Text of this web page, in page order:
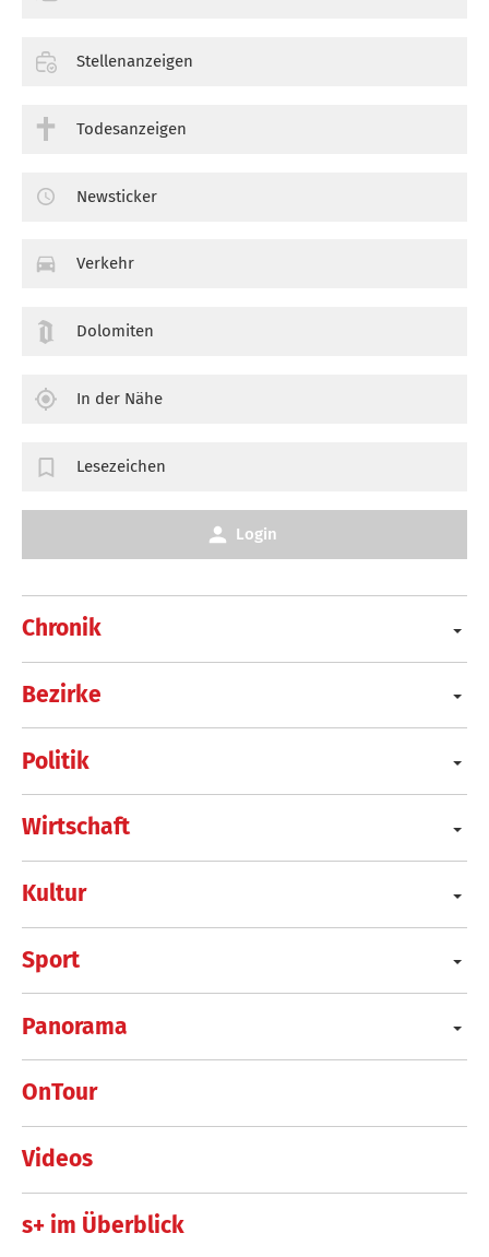
Chronik
Bezirke
Politik
Wirtschaft
Kultur
Sport
Panorama
OnTour
Videos
s+ im Überblick
Stellenanzeigen
Todesanzeigen
Newsticker
Verkehr
Dolomiten
In der Nähe
Lesezeichen
Login